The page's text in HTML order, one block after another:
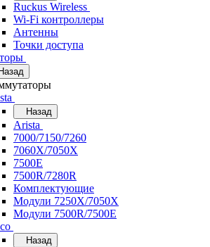
Ruckus Wireless
Wi-Fi контроллеры
Антенны
Точки доступа
Назад
Назад
Arista
7000/7150/7260
7060X/7050X
7500E
7500R/7280R
Комплектующие
Модули 7250X/7050X
Модули 7500R/7500E
Назад